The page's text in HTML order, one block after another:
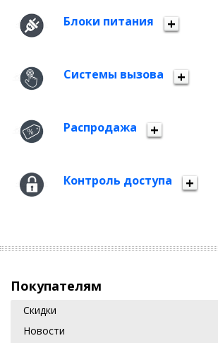
Блоки питания
Системы вызова
Распродажа
Контроль доступа
Покупателям
Скидки
Новости